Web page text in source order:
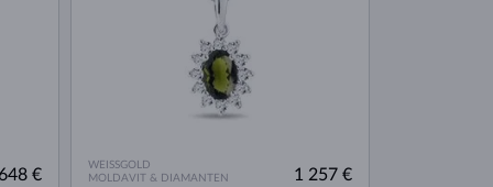
648 €
WEISSGOLD
MOLDAVIT & DIAMANTEN
1 257 €